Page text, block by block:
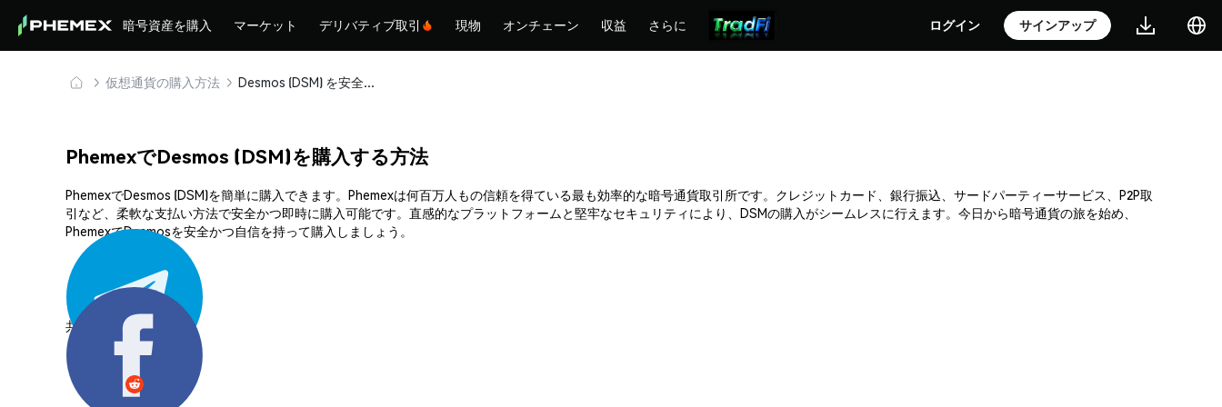
暗号資産を購入 マーケット デリバティブ取引 現物 オンチェーン 収益 さらに ログイン サインアップ
仮想通貨の購入方法 Desmos (DSM) を安全に購入・保管
PhemexでDesmos (DSM)を購入する方法
PhemexでDesmos (DSM)を簡単に購入できます。Phemexは何百万人もの信頼を得ている最も効率的な暗号通貨取引所です。クレジットカード、銀行振込、サードパーティーサービス、P2P取
引など、柔軟な支払い方法で安全かつ即時に購入可能です。直感的なプラットフォームと堅牢なセキュリティにより、DSMの購入がシームレスに行えます。今日から暗号通貨の旅を始め、
PhemexでDesmosを安全かつ自信を持って購入しましょう。
共有する: